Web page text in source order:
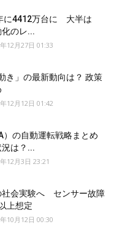
に4412万台に 大半は
化のレ...
12月27日 01:33
き」の最新動向は？ 政策
12月12日 01:42
）の自動運転戦略まとめ
は？...
12月3日 23:21
社会実験へ センサー故障
上想定
10月12日 00:30